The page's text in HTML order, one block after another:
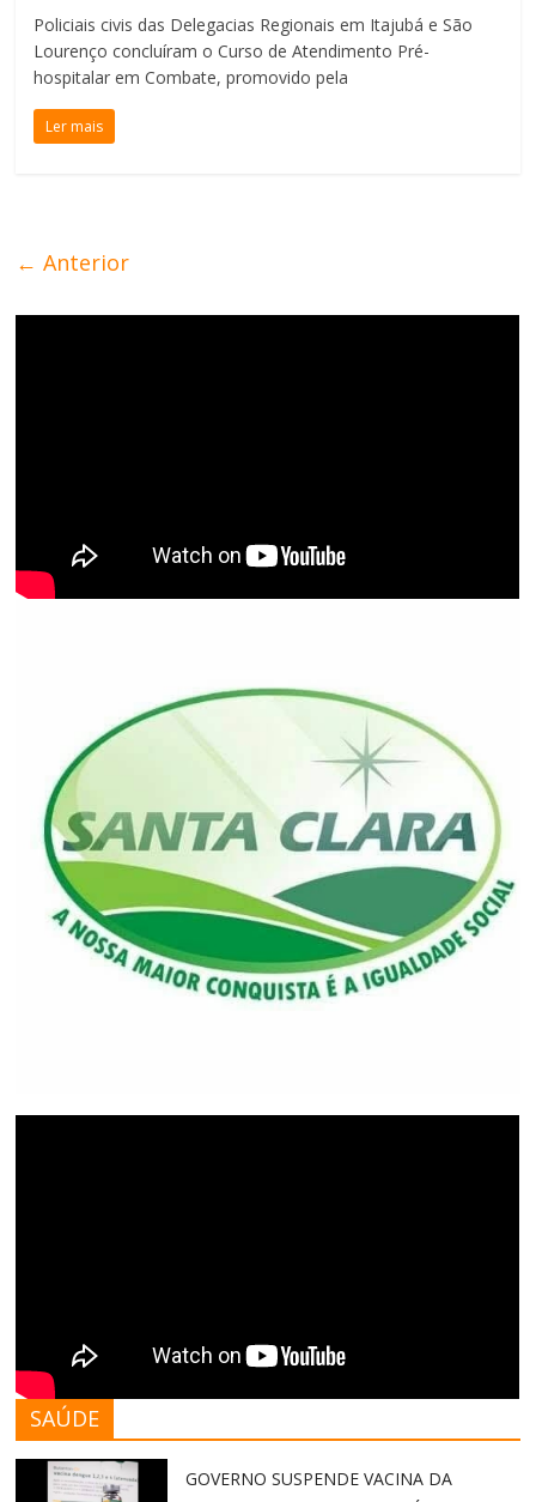
Policiais civis das Delegacias Regionais em Itajubá e São
Lourenço concluíram o Curso de Atendimento Pré-
hospitalar em Combate, promovido pela
Ler mais
← Anterior
SAÚDE
GOVERNO SUSPENDE VACINA DA